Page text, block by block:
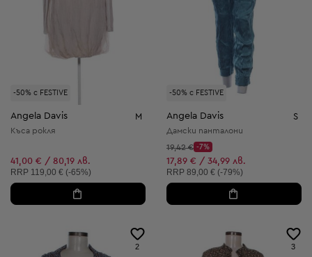
-50% с FESTIVE
Angela Davis M
Къса рокля
41,00 € / 80,19 лв.
Препоръчителна цена:
RRP 119,00 € (-65%)
-50% с FESTIVE
Angela Davis S
Дамски панталони
Начална цена:
19,42 €
Discount Price:
-7%
Намалена цена:
17,89 € / 34,99 лв.
Препоръчителна цена:
RRP 89,00 € (-79%)
2 3